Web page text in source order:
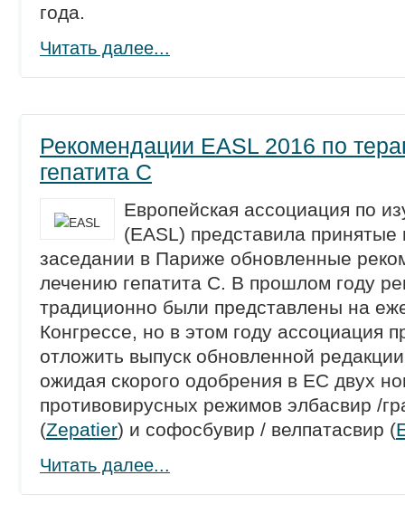
года.
Читать далее...
Рекомендации EASL 2016 по
гепатита C
Европейская ассоциация по
(EASL) представила
заседании в Париже обновленные
лечению гепатита С. В прошлом году
традиционно были представлены на
Конгрессе, но в этом году ассоциация
отложить выпуск обновленной
ожидая скорого одобрения в ЕС двух
противовирусных режимов элбасвир /
(Zepatier) и софосбувир / велпатасвир (
Читать далее...